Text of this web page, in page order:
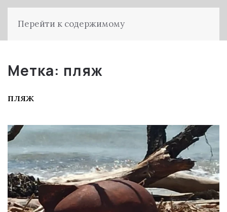
Перейти к содержимому
Метка: пляж
пляж